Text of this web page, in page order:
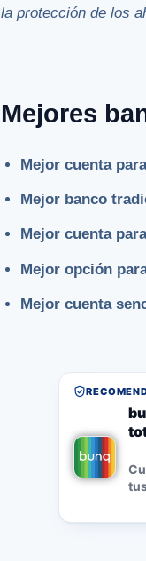
la protección de los
Mejores
Mejor cuenta
Mejor banco
Mejor cuenta
Mejor opción
Mejor cuenta